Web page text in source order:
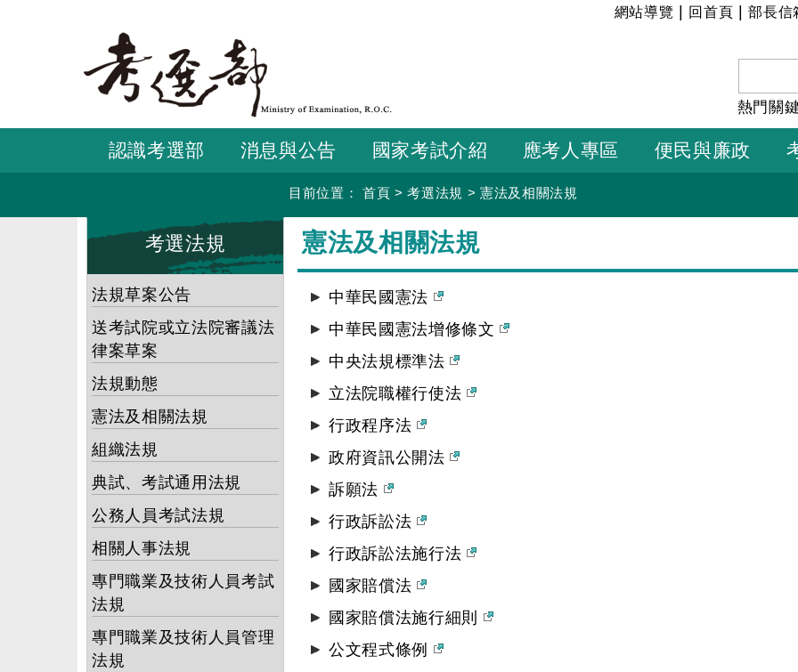
要
容
:::
網站導覽 回首頁 |部長信
熱門關
認識考選部 消息與公告 國家考試介紹 應考人專區 便民與廉政
目前位置： 首頁 >考選法規 >憲法及相關法規
考選法規
法規草案公告
送考試院或立法院審議法
律案草案
法規動態
憲法及相關法規
組織法規
典試、考試通用法規
公務人員考試法規
相關人事法規
專門職業及技術人員考試
法規
專門職業及技術人員管理
法規
:::
憲法及相關法規
中華民國憲法
中華民國憲法增修條文
中央法規標準法
立法院職權行使法
行政程序法
政府資訊公開法
訴願法
行政訴訟法
行政訴訟法施行法
國家賠償法
國家賠償法施行細則
公文程式條例